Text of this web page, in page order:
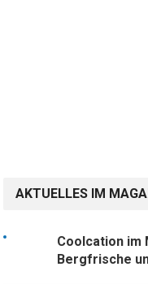
AKTUELLES IM
Coolcation im
Bergfrische